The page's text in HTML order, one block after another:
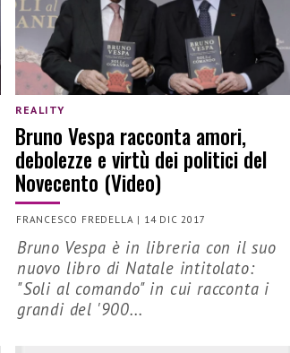
REALITY
Bruno Vespa racconta amori,
debolezze e virtù dei politici del
Novecento (Video)
FRANCESCO FREDELLA | 14 DIC 2017
Bruno Vespa è in libreria con il suo
nuovo libro di Natale intitolato:
"Soli al comando" in cui racconta i
grandi del '900...